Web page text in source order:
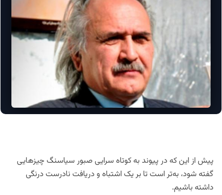
پیش از این که در پیوند به کوتاه سرایی صبور سیاسنگ چیزهایی
گفته شود، به‌تر است تا بر یک اشتباه و دریافت نادرست درنگی
داشته باشیم.